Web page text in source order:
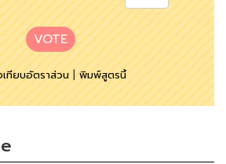
VOTE
เทียบอัตราส่วน|พิมพ์สูตรนี้